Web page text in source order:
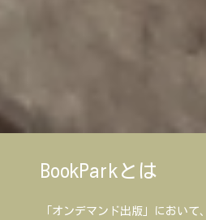
BookParkとは
「オンデマンド出版」において、